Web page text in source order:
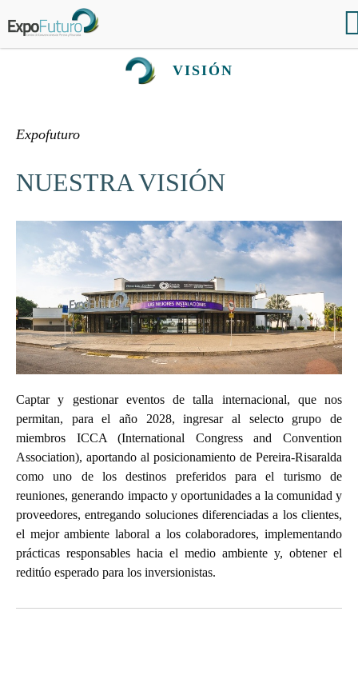
VISIÓN
Expofuturo
NUESTRA VISIÓN
Captar y gestionar eventos de talla internacional, que nos
permitan, para el año 2028, ingresar al selecto grupo de
miembros ICCA (International Congress and Convention
Association), aportando al posicionamiento de Pereira-Risaralda
como uno de los destinos preferidos para el turismo de
reuniones, generando impacto y oportunidades a la comunidad y
proveedores, entregando soluciones diferenciadas a los clientes,
el mejor ambiente laboral a los colaboradores, implementando
prácticas responsables hacia el medio ambiente y, obtener el
reditúo esperado para los inversionistas.